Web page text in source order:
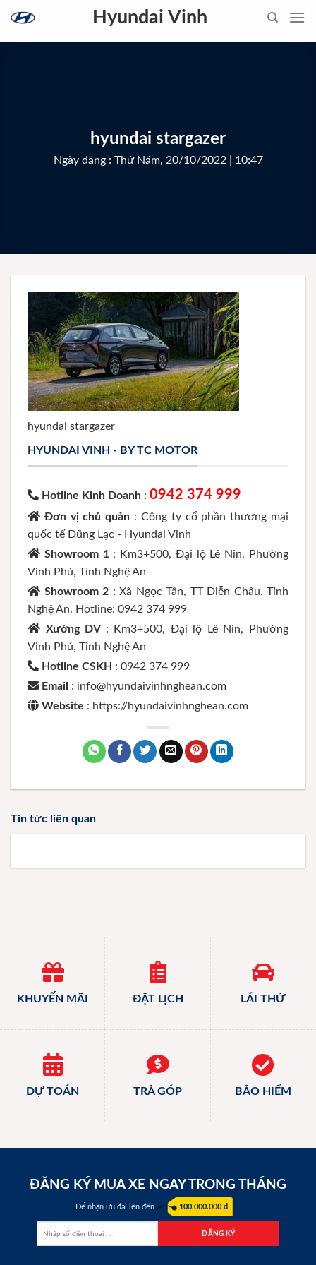
content
Hyundai Vinh
hyundai stargazer
Ngày đăng : Thứ Năm, 20/10/2022 | 10:47
hyundai stargazer
HYUNDAI VINH - BY TC MOTOR
Hotline Kinh Doanh : 0942 374 999
Đơn vị chủ quản : Công ty cổ phần thương mại
quốc tế Dũng Lạc - Hyundai Vinh
Showroom 1 : Km3+500, Đại lộ Lê Nin, Phường
Vinh Phú, Tỉnh Nghệ An
Showroom 2 : Xã Ngọc Tân, TT Diễn Châu, Tỉnh
Nghệ An. Hotline: 0942 374 999
Xưởng DV : Km3+500, Đại lộ Lê Nin, Phường
Vinh Phú, Tỉnh Nghệ An
Hotline CSKH : 0942 374 999
Email : info@hyundaivinhnghean.com
Website : https://hyundaivinhnghean.com
Tin tức liên quan
KHUYẾN MÃI ĐẶT LỊCH LÁI THỬ
DỰ TOÁN TRẢ GÓP BẢO HIỂM
ĐĂNG KÝ MUA XE NGAY TRONG THÁNG
Để nhận ưu đãi lên đến 100.000.000 đ